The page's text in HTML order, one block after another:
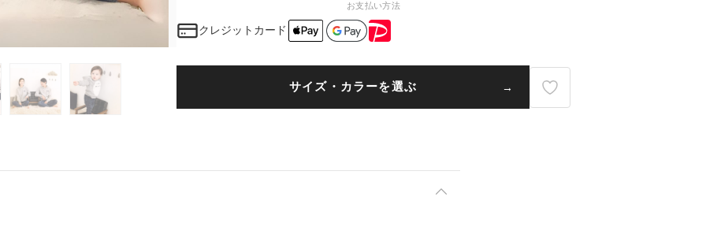
お支払い方法
クレジットカード
サイズ・カラーを選ぶ